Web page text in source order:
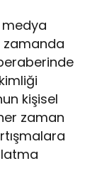
medya
zamanda
kişisel
zaman